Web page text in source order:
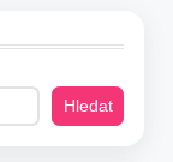
Hledat